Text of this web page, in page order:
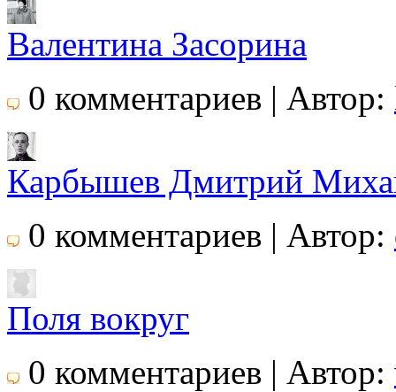
Валентина Засорина
0 комментариев | Автор:
Карбышев Дмитрий
0 комментариев | Автор:
Поля вокруг
0 комментариев | Автор: